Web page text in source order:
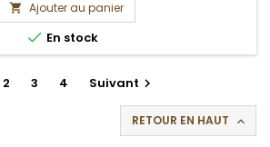
 Ajouter au panier
 En stock
2 3 4 Suivant 
RETOUR EN HAUT 